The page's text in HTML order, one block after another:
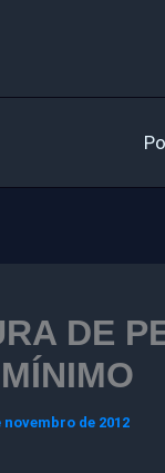
DE
novembro de 2012